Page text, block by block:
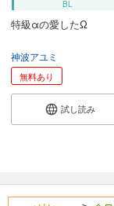
BL
特級αの愛したΩ
神波アユミ
無料あり
試し読み